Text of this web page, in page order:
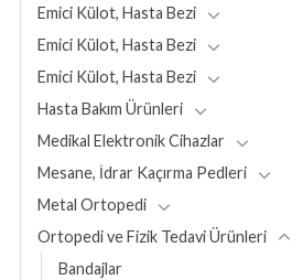
Emici Külot, Hasta Bezi
Emici Külot, Hasta Bezi
Emici Külot, Hasta Bezi
Hasta Bakım Ürünleri
Medikal Elektronik Cihazlar
Mesane, İdrar Kaçırma Pedleri
Metal Ortopedi
Ortopedi ve Fizik Tedavi Ürünleri
Bandajlar